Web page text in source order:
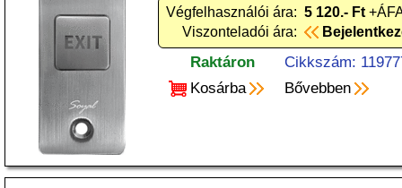
Végfelhasználói ára: 5 120.- Ft
Viszonteladói ára:
Raktáron
Cikkszám:
Kosárba
Bővebben